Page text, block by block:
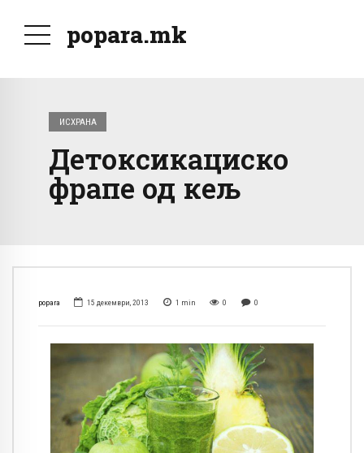
popara.mk
ИСХРАНА
Детоксикациско
фрапе од кељ
popara 15 декември, 2013 1 min 0 0